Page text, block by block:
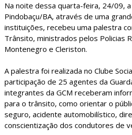
Na noite dessa quarta-feira, 24/09, a
Pindobaçu/BA, através de uma
instituições, recebeu uma palestra
Trânsito, ministrados pelos Policias
Montenegro e Cleriston.
A palestra foi realizada no Clube
participação de 25 agentes da
integrantes da GCM receberam
para o trânsito, como orientar o
seguro, acidente automobilístico,
conscientização dos condutores de